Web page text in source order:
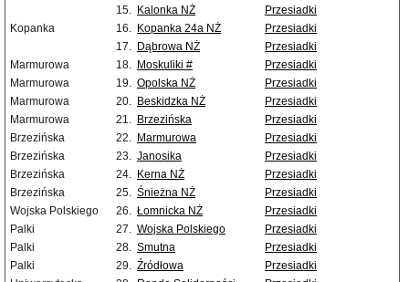
15. Kalonka NŻ
Przesiadki
Kopanka
16. Kopanka 24a NŻ
Przesiadki
17. Dąbrowa NŻ
Przesiadki
Marmurowa
18. Moskuliki #
Przesiadki
Marmurowa
19. Opolska NŻ
Przesiadki
Marmurowa
20. Beskidzka NŻ
Przesiadki
Marmurowa
21. Brzezińska
Przesiadki
Brzezińska
22. Marmurowa
Przesiadki
Brzezińska
23. Janosika
Przesiadki
Brzezińska
24. Kerna NŻ
Przesiadki
Brzezińska
25. Śnieżna NŻ
Przesiadki
Wojska Polskiego
26. Łomnicka NŻ
Przesiadki
Palki
27. Wojska Polskiego
Przesiadki
Palki
28. Smutna
Przesiadki
Palki
29. Źródłowa
Przesiadki